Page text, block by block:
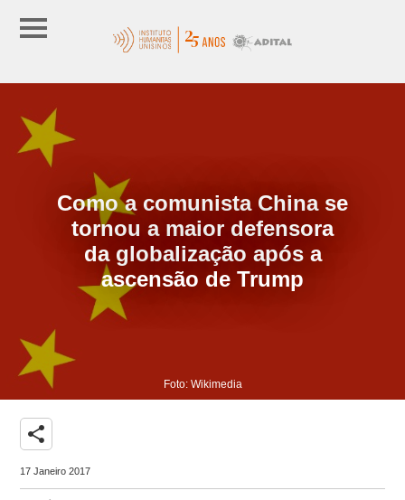
Como a comunista China se
tornou a maior defensora
da globalização após a
ascensão de Trump
Foto: Wikimedia
share
17 Janeiro 2017